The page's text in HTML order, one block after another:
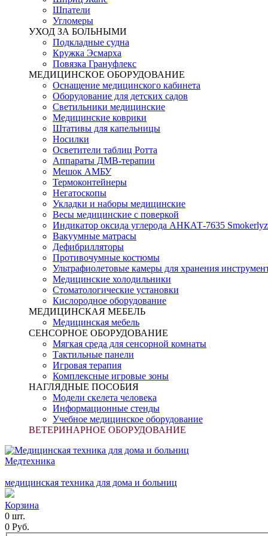
Шпатели
Угломеры
УХОД ЗА БОЛЬНЫМИ
Подкладные судна
Кружка Эсмарха
Повязка Грануфлекс
МЕДИЦИНСКОЕ ОБОРУДОВАНИЕ
Оснащение медицинского кабинета
Оборудование для детских садов
Светильники медицинские
Медицинские коврики
Штативы для капельницы
Носилки
Осветители таблиц Ротта
Аппараты ДМВ-терапии
Мешок АМБУ
Термоконтейнеры
Негатоскопы
Укладки и наборы медицинские
Весы медицинские с поверкой
Индикатор оксида углерода АНКАТ-7635
Вакуумные матрасы
Дефибрилляторы
Противочумные костюмы
Ультрафиолетовые камеры для хранения
Медицинские холодильники
Стоматологические установки
Кислородное оборудование
МЕДИЦИНСКАЯ МЕБЕЛЬ
Медицинская мебель
СЕНСОРНОЕ ОБОРУДОВАНИЕ
Мягкая среда для сенсорной комнаты
Тактильные панели
Игровая терапия
Комплексные игровые зоны
НАГЛЯДНЫЕ ПОСОБИЯ
Модели скелета человека
Информационные стенды
Учебное медицинское оборудование
ВЕТЕРИНАРНОЕ ОБОРУДОВАНИЕ
Медтехника
медицинская техника для дома и больниц
Корзина
0 шт.
0 Руб.